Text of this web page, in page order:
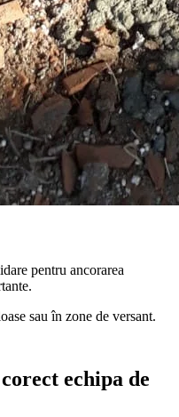
pentru ancorarea
sau în zone de versant.
echipa de